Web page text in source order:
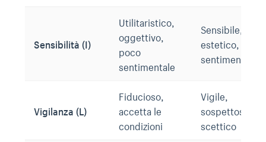
Sensibilità (I)
Utilitaristico,
oggettivo,
poco
sentimentale
Sensibile,
estetico,
sentimentale
Vigilanza (L)
Fiducioso,
accetta le
condizioni
Vigile,
sospettoso,
scettico